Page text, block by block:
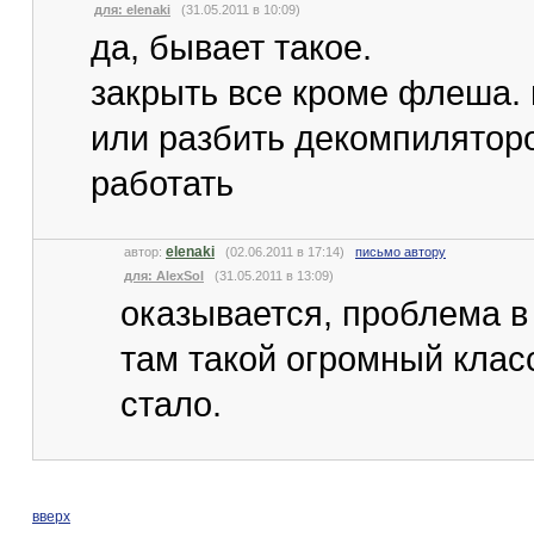
для: elenaki (31.05.2011 в 10:09)
да, бывает такое.
закрыть все кроме флеша.
или разбить
работать
автор: elenaki (02.06.2011 в 17:14) письмо автору
для: AlexSol (31.05.2011 в 13:09)
оказывается, проблема
там такой огромный
стало.
вверх